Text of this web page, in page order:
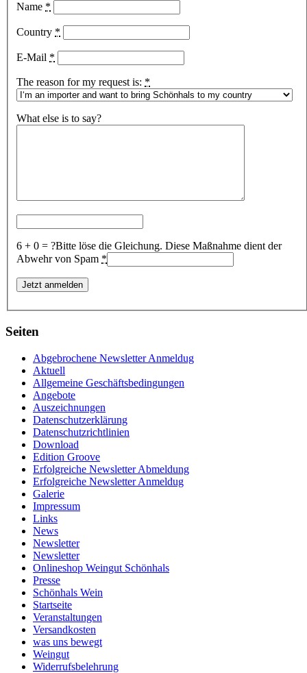
Name *
Country *
E-Mail *
The reason for my request is: *
What else is to say?
6 + 0 = ?Bitte löse die Gleichung. Diese Maßnahme dient der
Abwehr von Spam *
Seiten
Abgebrochene Newsletter Anmeldug
Aktuell
Allgemeine Geschäftsbedingungen
Angebote
Auszeichnungen
Datenschutzerklärung
Datenschutzrichtlinien
Download
Edition Groove
Erfolgreiche Newsletter Abmeldung
Erfolgreiche Newsletter Anmeldug
Galerie
Impressum
Links
News
Newsletter
Newsletter
Onlineshop Weingut Schönhals
Presse
Schönhals Wein
Startseite
Veranstaltungen
Versandkosten
was uns bewegt
Weingut
Widerrufsbelehrung